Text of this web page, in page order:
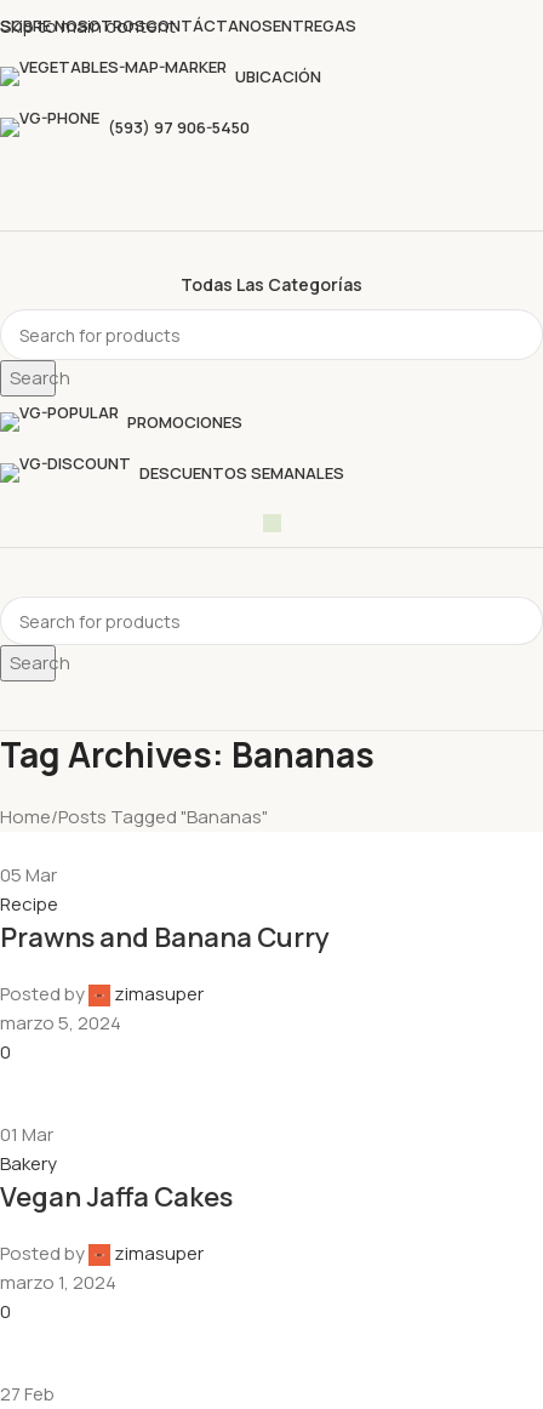
Skip to main content
Descubre nuestras ofertas y compra sin complicaciones
SOBRE NOSOTROSCONTÁCTANOSENTREGAS
UBICACIÓN
(593) 97 906-5450
Todas Las Categorías
Search
PROMOCIONES
DESCUENTOS SEMANALES
Search
Tag Archives: Bananas
Home Posts Tagged "Bananas"
05Mar
Recipe
Prawns and Banana Curry
Posted by
zimasuper
marzo 5, 2024
0
01 Mar
Bakery
Vegan Jaffa Cakes
Posted by
zimasuper
marzo 1, 2024
0
27Feb